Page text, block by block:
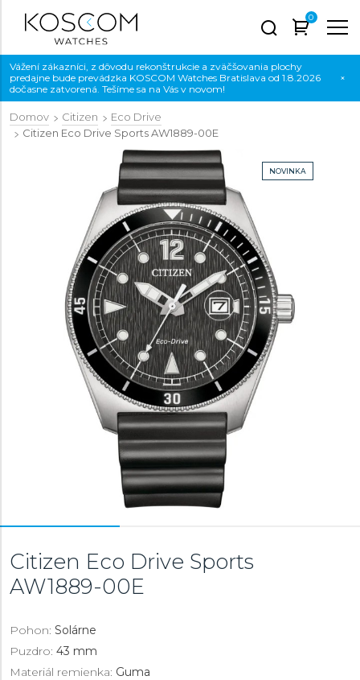
0
Vážení zákazníci, z dôvodu rekonštrukcie a zväčšovania plochy
predajne bude prevádzka KOSCOM Watches Bratislava od 1.8.2026
dočasne zatvorená. Tešíme sa na Vás v novom!
×
Domov Citizen
Eco Drive
Citizen Eco Drive SportsAW1889-00E
NOVINKA
Citizen Eco Drive Sports
AW1889-00E
Pohon: Solárne
Puzdro: 43 mm
Materiál remienka: Guma